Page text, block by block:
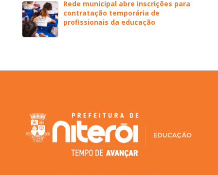
Rede municipal abre inscrições para
contratação temporária de
profissionais da educação